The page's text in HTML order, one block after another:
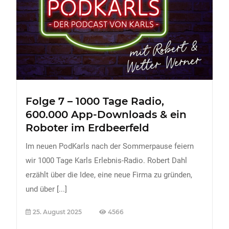
FREIZEIT
Veranstaltungen
Essen & Trinken
Sport
URLAUB
Folge 7 – 1000 Tage Radio,
600.000 App-Downloads & ein
Roboter im Erdbeerfeld
Im neuen PodKarls nach der Sommerpause feiern
wir 1000 Tage Karls Erlebnis-Radio. Robert Dahl
erzählt über die Idee, eine neue Firma zu gründen,
und über [...]
25. August 2025 4566